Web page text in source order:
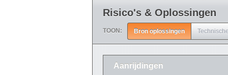
Risico's & Oplossingen
TOON: Bron oplossingen
Aanrijdingen